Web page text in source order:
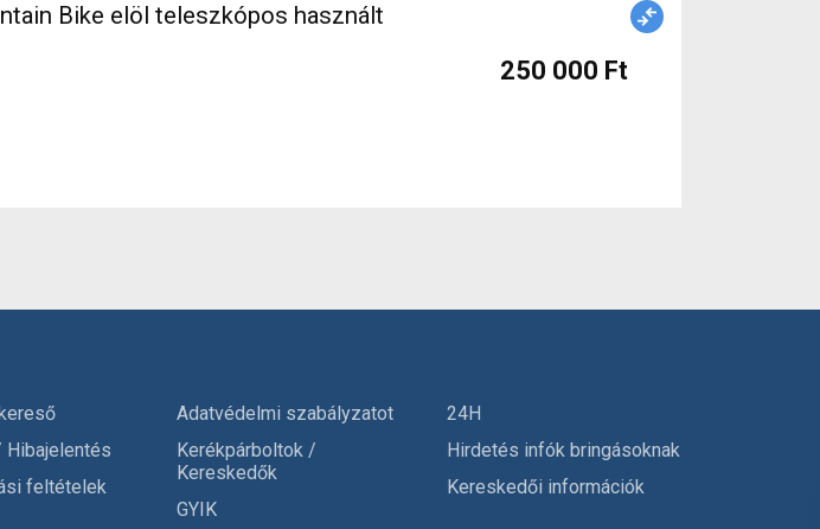
Bike elöl teleszkópos használt
250 000 Ft
Hibajelentés
feltételek
Adatvédelmi szabályzatot
Kerékpárboltok /
Kereskedők
GYIK
24H
Hirdetés infók bringásoknak
Kereskedői információk